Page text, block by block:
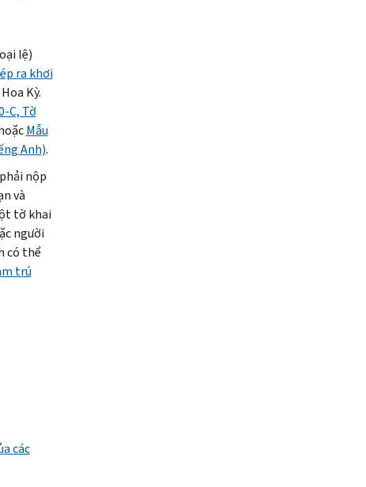
lệ)
ra khơi
Kỳ.
C, Tờ
Mẫu
Anh).
nộp
và
tờ khai
người
có thể
trú
các